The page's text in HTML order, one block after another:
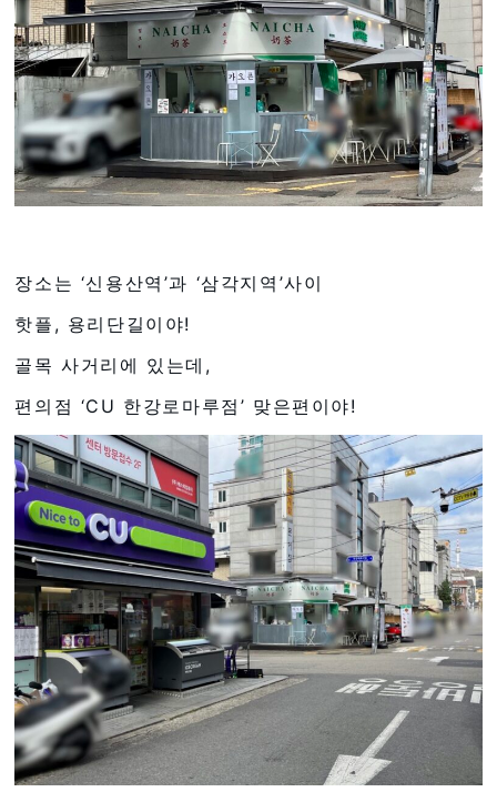
장소는 ‘신용산역’과 ‘삼각지역’사이
핫플, 용리단길이야!
골목 사거리에 있는데,
편의점 ‘CU 한강로마루점’ 맞은편이야!